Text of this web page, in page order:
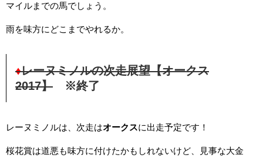
マイルまでの馬でしょう。
雨を味方にどこまでやれるか。
♦レーヌミノルの次走展望【オークス
2017】 ※終了
レーヌミノルは、次走はオークスに出走予定です！
桜花賞は道悪も味方に付けたかもしれないけど、見事な大金